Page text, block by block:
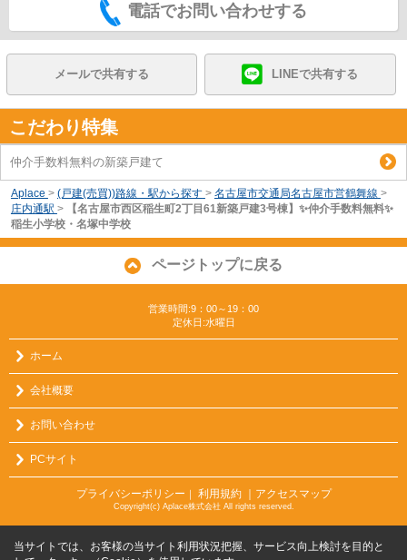
電話でお問い合わせする
メールで共有する LINEで共有する
こだわり特集
仲介手数料無料の新築戸建て
Aplace > (戸建(売買))路線・駅から探す > 名古屋市交通局名古屋市営鶴舞線 >
庄内通駅 >
【名古屋市西区稲生町2丁目61新築戸建3号棟】✨️仲介手数料無料✨️
稲生小学校・名塚中学校
ページトップに戻る
営業時間:9：00～19：00
定休日:水曜日
ホーム
会社概要
お問い合わせ
PCサイト
プライバシーポリシー ｜ 利用規約 ｜アクセスマップ
Copyright(c) Aplace株式会社 All rights reserved.
当サイトでは、お客様の当サイト利用状況把握、サービス向上検討を目的と